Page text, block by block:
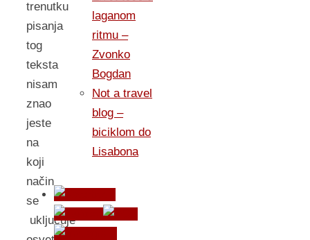
trenutku
pisanja
tog
teksta
nisam
znao
jeste
na
koji
način
se
uključuje
laganom
ritmu –
Zvonko
Bogdan
Not a travel
blog –
biciklom do
Lisabona